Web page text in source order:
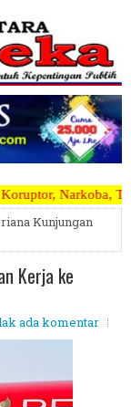
Rakyat
Kunjungan
Kerja ke
ada komentar